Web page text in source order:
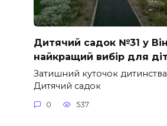
Дитячий садок №31 у
найкращий вибір для
Затишний куточок
Дитячий садок
0 537